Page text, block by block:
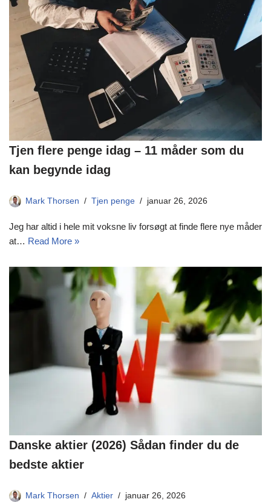
Tjen flere penge idag – 11 måder som du
kan begynde idag
Mark Thorsen Tjen penge januar 26, 2026
Jeg har altid i hele mit voksne liv forsøgt at finde flere nye måder
at… Read More »
Danske aktier (2026) Sådan finder du de
bedste aktier
Mark Thorsen Aktier januar 26, 2026